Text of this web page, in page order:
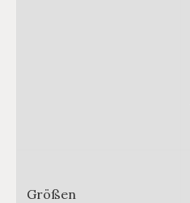
Größen